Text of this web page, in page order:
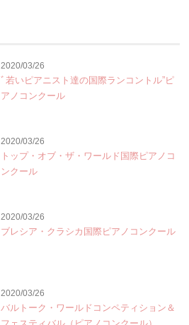
2020/03/26
ﾞ若いピアニスト達の国際ランコントル”ピ
アノコンクール
2020/03/26
トップ・オブ・ザ・ワールド国際ピアノコ
ンクール
2020/03/26
ブレシア・クラシカ国際ピアノコンクール
2020/03/26
バルトーク・ワールドコンペティション＆